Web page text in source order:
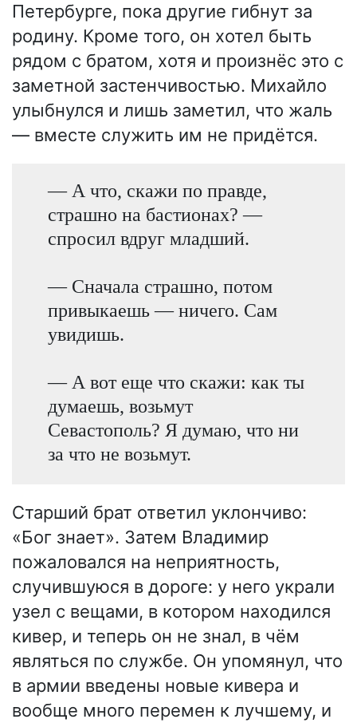
Петербурге, пока другие гибнут за
родину. Кроме того, он хотел быть
рядом с братом, хотя и произнёс это с
заметной застенчивостью. Михайло
улыбнулся и лишь заметил, что жаль
— вместе служить им не придётся.
— А что, скажи по правде,
страшно на бастионах? —
спросил вдруг младший.
— Сначала страшно, потом
привыкаешь — ничего. Сам
увидишь.
— А вот еще что скажи: как ты
думаешь, возьмут
Севастополь? Я думаю, что ни
за что не возьмут.
Старший брат ответил уклончиво:
«Бог знает». Затем Владимир
пожаловался на неприятность,
случившуюся в дороге: у него украли
узел с вещами, в котором находился
кивер, и теперь он не знал, в чём
являться по службе. Он упомянул, что
в армии введены новые кивера и
вообще много перемен к лучшему, и